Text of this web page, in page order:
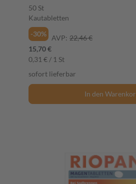
50 St
Kautabletten
-30%
AVP: 22,46 €
15,70 €
0,31 € / 1 St
sofort lieferbar
In den